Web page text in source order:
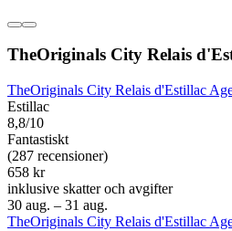
TheOriginals City Relais
TheOriginals City Relais d'Estillac
Estillac
8,8/10
Fantastiskt
(287 recensioner)
658 kr
inklusive skatter och avgifter
30 aug. – 31 aug.
TheOriginals City Relais d'Estillac